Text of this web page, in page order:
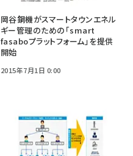
岡谷鋼機がスマートタウンエネル
ギー管理のための「smart
fasaboプラットフォーム」を提供
開始
2015年7月1日 0:00